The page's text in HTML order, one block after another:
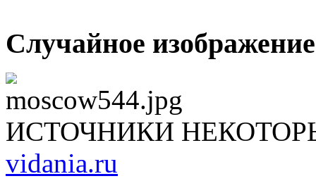
Случайное изображение
ИСТОЧНИКИ
vidania.ru